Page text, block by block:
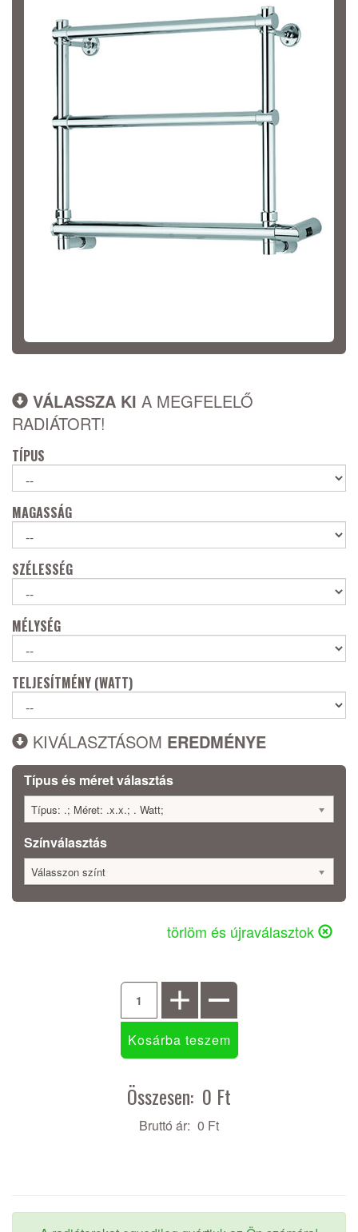
VÁLASSZA KI A MEGFELELŐ
RADIÁTORT!
TÍPUS
MAGASSÁG
SZÉLESSÉG
MÉLYSÉG
TELJESÍTMÉNY (WATT)
KIVÁLASZTÁSOM EREDMÉNYE
Típus és méret választás
Típus: .; Méret: .x.x.; . Watt;
Színválasztás
Válasszon színt
törlöm és újraválasztok
Összesen: 0 Ft
Bruttó ár: 0 Ft